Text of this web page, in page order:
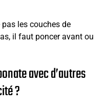
les couches de
il faut poncer avant ou
avec d’autres
?